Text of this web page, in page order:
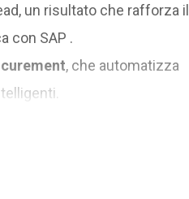
un risultato che rafforza il
con SAP .
, che automatizza